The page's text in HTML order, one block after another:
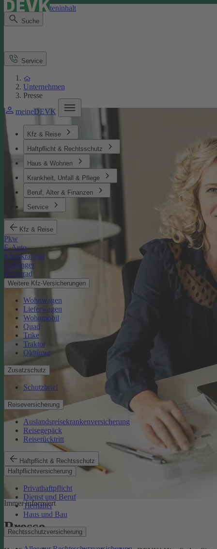
Direkt zum Seiteninhalt
Suche
meineDEVK
Kfz & Reise
Haftpflicht & Rechtsschutz
Haus & Wohnen
Krankheit, Unfall & Pflege
Beruf, Alter & Finanzen
Service
Kfz & Reise
Pkw
E-Auto
Kleinkraftrad
Anhänger
Motorrad
Weitere Kfz-Versicherungen
Wohnwagen
Lieferwagen
Wohnmobil
Quad
Trike
Traktor
Oldtimer
Zusatzschutz
Schutzbrief
Reiseversicherung
Auslandsreisekrankenversicherung
Reisegepäck
Reiserücktritt
Haftpflicht & Rechtsschutz
Haftpflichtversicherung
Privathaftpflicht
Dienst und Beruf
Tierhalter
Haus und Bau
Rechtsschutzversicherung
Service
Unternehmen
Presse
Immer informiert
Presse